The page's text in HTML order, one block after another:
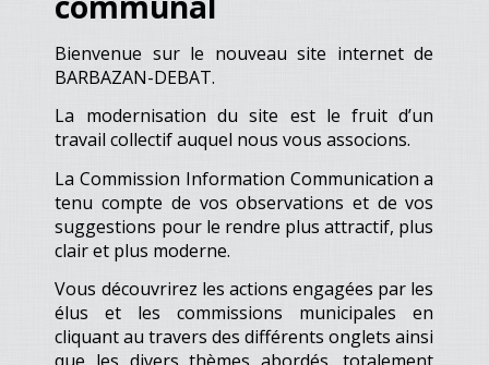
Bienvenue sur le nouveau site internet de
BARBAZAN-DEBAT.
La modernisation du site est le fruit d’un
travail collectif auquel nous vous associons.
La Commission Information Communication a
tenu compte de vos observations et de vos
suggestions pour le rendre plus attractif, plus
clair et plus moderne.
Vous découvrirez les actions engagées par les
élus et les commissions municipales en
cliquant au travers des différents onglets ainsi